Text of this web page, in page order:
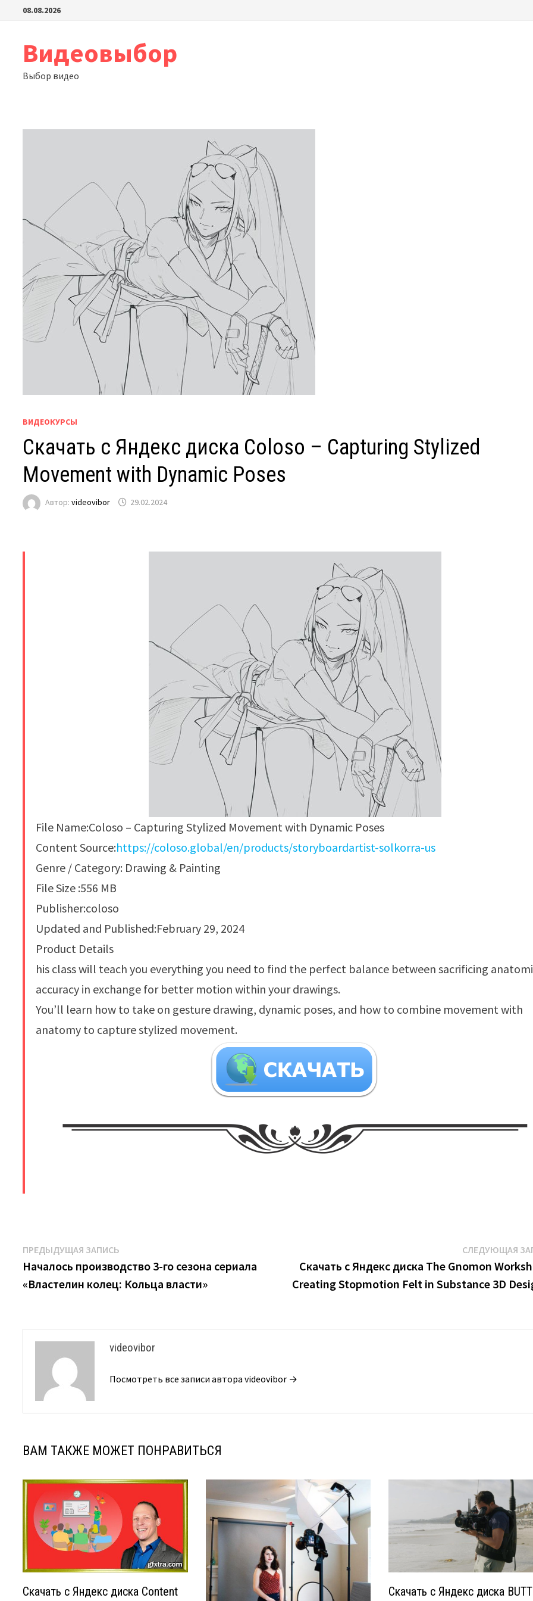
Перейти08.08.2026
Видеовыбор
Выбор видео
ВИДЕОКУРСЫ
Скачать с Яндекс диска Coloso – Capturing Stylized
Movement with Dynamic Poses
Автор:videovibor 29.02.2024
File Name:Coloso – Capturing Stylized Movement with Dynamic Poses
Content Source:https://coloso.global/en/products/storyboardartist-solkorra-us
Genre / Category: Drawing & Painting
File Size :556 MB
Publisher:coloso
Updated and Published:February 29, 2024
Product Details
his class will teach you everything you need to find the perfect balance between sacrificing
accuracy in exchange for better motion within your drawings.
You’ll learn how to take on gesture drawing, dynamic poses, and how to combine movement with
anatomy to capture stylized movement.
Навигация
по
ПРЕДЫДУЩАЯ ЗАПИСЬ
запись:
Началось производство 3-го сезона сериала
«Властелин колец: Кольца власти»
СЛЕДУЮЩАЯ
Скачать с Яндекс диска The Gnomon
Creating Stopmotion Felt in Substance 3D
videovibor
Посмотреть все записи автора videovibor →
ВАМ ТАКЖЕ МОЖЕТ ПОНРАВИТЬСЯ
Скачать с Яндекс диска Content
Скачать с Яндекс диска